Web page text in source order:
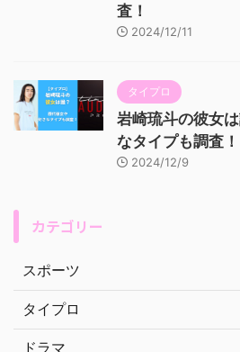
査！
2024/12/11
タイプロ
岩崎琉斗の彼女
なタイプも調査
2024/12/9
カテゴリー
スポーツ
タイプロ
ドラマ